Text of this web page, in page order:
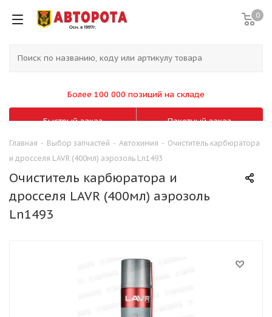
0
Более 100 000 позиций на складе
Быстрый заказ Пакетный заказ
Главная - Выбор запчастей - Автохимия - Очиститель карбюратора
и дросселя LAVR (400мл) аэрозоль Ln1493
Очиститель карбюратора и
дросселя LAVR (400мл) аэрозоль
Ln1493